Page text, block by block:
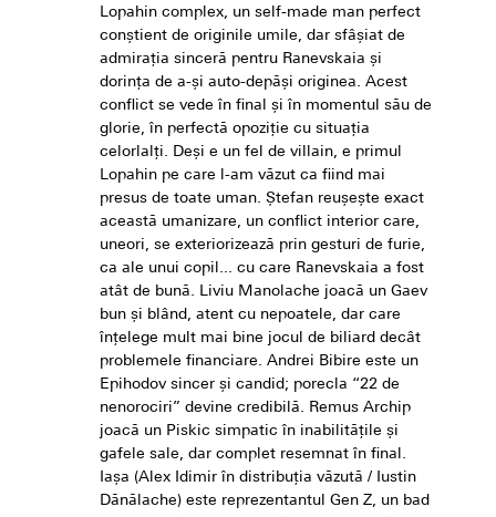
Lopahin complex, un self-made man perfect
conștient de originile umile, dar sfâșiat de
admirația sinceră pentru Ranevskaia și
dorința de a-și auto-depăși originea. Acest
conflict se vede în final și în momentul său de
glorie, în perfectă opoziție cu situația
celorlalți. Deși e un fel de villain, e primul
Lopahin pe care l-am văzut ca fiind mai
presus de toate uman. Ștefan reușește exact
această umanizare, un conflict interior care,
uneori, se exteriorizează prin gesturi de furie,
ca ale unui copil... cu care Ranevskaia a fost
atât de bună. Liviu Manolache joacă un Gaev
bun și blând, atent cu nepoatele, dar care
înțelege mult mai bine jocul de biliard decât
problemele financiare. Andrei Bibire este un
Epihodov sincer și candid; porecla “22 de
nenorociri” devine credibilă. Remus Archip
joacă un Piskic simpatic în inabilitățile și
gafele sale, dar complet resemnat în final.
Iașa (Alex Idimir în distribuția văzută / Iustin
Dănălache) este reprezentantul Gen Z, un bad